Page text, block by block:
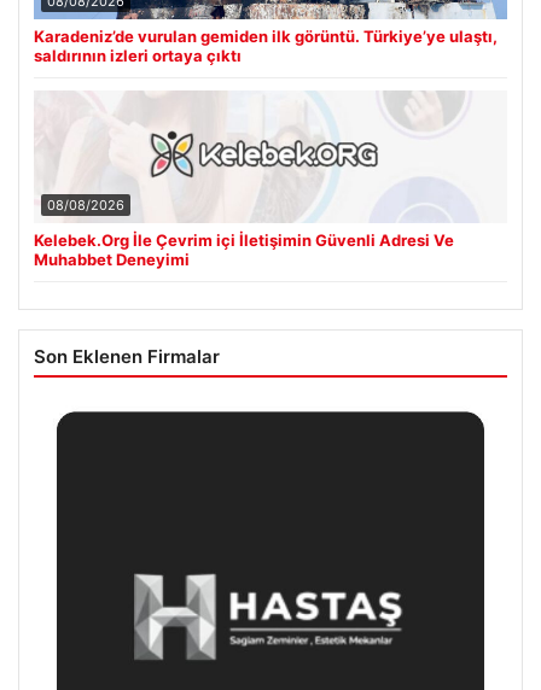
Karadeniz’de vurulan gemiden ilk görüntü. Türkiye’ye ulaştı,
saldırının izleri ortaya çıktı
08/08/2026
Kelebek.Org İle Çevrim içi İletişimin Güvenli Adresi Ve
Muhabbet Deneyimi
Son Eklenen Firmalar